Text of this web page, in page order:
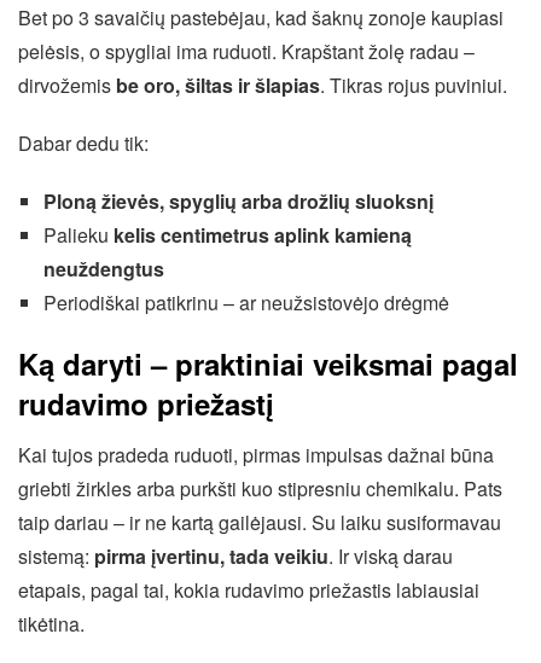
Bet po 3 savaičių pastebėjau, kad šaknų zonoje kaupiasi
pelėsis, o spygliai ima ruduoti. Krapštant žolę radau –
dirvožemis be oro, šiltas ir šlapias. Tikras rojus puviniui.
Dabar dedu tik:
Ploną žievės, spyglių arba drožlių sluoksnį
Palieku kelis centimetrus aplink kamieną
neuždengtus
Periodiškai patikrinu – ar neužsistovėjo drėgmė
Ką daryti – praktiniai veiksmai pagal
rudavimo priežastį
Kai tujos pradeda ruduoti, pirmas impulsas dažnai būna
griebti žirkles arba purkšti kuo stipresniu chemikalu. Pats
taip dariau – ir ne kartą gailėjausi. Su laiku susiformavau
sistemą: pirma įvertinu, tada veikiu. Ir viską darau
etapais, pagal tai, kokia rudavimo priežastis labiausiai
tikėtina.